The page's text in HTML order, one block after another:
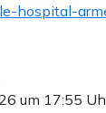
hospital-
um 17:55